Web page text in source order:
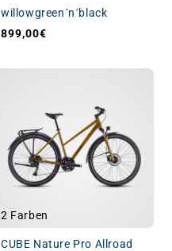
willowgreen´n´black
Normaler Preis
899,00€
2 Farben
CUBE Nature Pro Allroad